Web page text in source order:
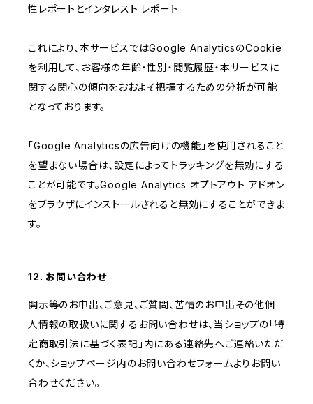
性レポートとインタレスト レポート
これにより、本サービスではGoogle AnalyticsのCookie
を利用して、お客様の年齢・性別・閲覧履歴・本サービスに
関する関心の傾向をおおよそ把握するための分析が可能
となっております。
「Google Analyticsの広告向けの機能」を使用されること
を望まない場合は、設定によってトラッキングを無効にする
ことが可能です。Google Analytics オプトアウト アドオン
をブラウザにインストールされると無効にすることができま
す。
12. お問い合わせ
開示等のお申出、ご意見、ご質問、苦情のお申出その他個
人情報の取扱いに関するお問い合わせは、当ショップの「特
定商取引法に基づく表記」内にある連絡先へご連絡いただ
くか、ショップページ内のお問い合わせフォームよりお問い
合わせください。